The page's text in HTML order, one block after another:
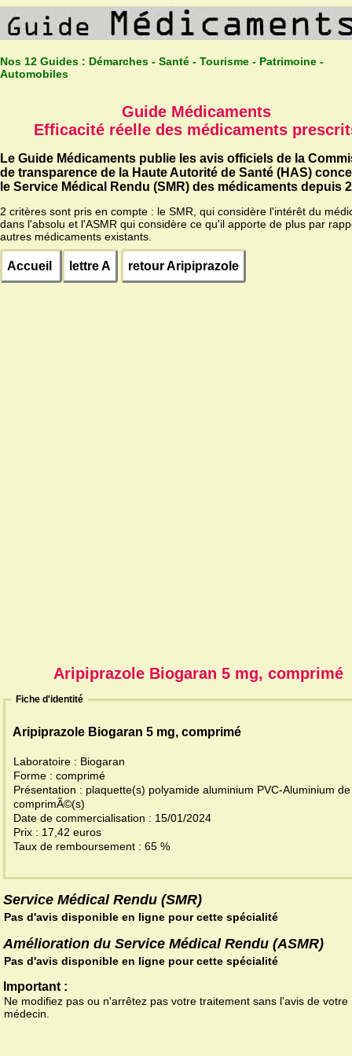
Nos 12 Guides : Démarches - Santé - Tourisme - Patrimoine -
Automobiles
Guide Médicaments
Efficacité réelle des médicaments
Le Guide Médicaments publie les avis officiels de la
de transparence de la Haute Autorité de Santé (HAS)
le Service Médical Rendu (SMR) des médicaments depuis
2 critères sont pris en compte : le SMR, qui considère l'intérêt du
dans l'absolu et l'ASMR qui considère ce qu'il apporte de plus par
autres médicaments existants.
Accueil lettre A retour Aripiprazole
Aripiprazole Biogaran 5 mg, comprimé
Fiche d'identité
Aripiprazole Biogaran 5 mg, comprimé
Laboratoire : Biogaran
Forme : comprimé
Présentation : plaquette(s) polyamide aluminium PVC-Aluminium
comprimÃ©(s)
Date de commercialisation : 15/01/2024
Prix : 17,42 euros
Taux de remboursement : 65 %
Service Médical Rendu (SMR)
Pas d'avis disponible en ligne pour cette spécialité
Amélioration du Service Médical Rendu (ASMR)
Pas d'avis disponible en ligne pour cette spécialité
Important :
Ne modifiez pas ou n'arrêtez pas votre traitement sans l'avis de votre
médecin.